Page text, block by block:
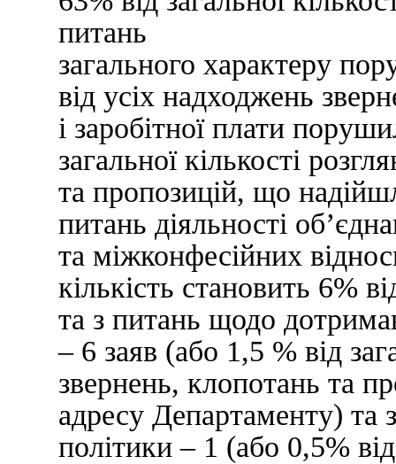
питань
загального характеру
від усіх надходжень
і заробітної плати
загальної кількості
та пропозицій, що
питань діяльності
та міжконфесійних
кількість становить 6%
та з питань щодо
– 6 заяв (або 1,5 % від
звернень, клопотань та
адресу Департаменту) та
політики – 1 (або 0,5%